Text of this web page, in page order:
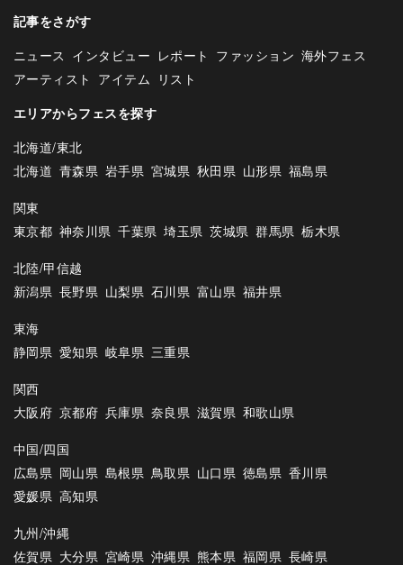
記事をさがす
ニュース インタビュー レポート ファッション 海外フェス
アーティスト アイテム
リスト
エリアからフェスを探す
北海道/東北
北海道 青森県 岩手県 宮城県 秋田県 山形県 福島県
関東
東京都 神奈川県 千葉県 埼玉県 茨城県 群馬県 栃木県
北陸/甲信越
新潟県 長野県 山梨県 石川県 富山県 福井県
東海
静岡県 愛知県 岐阜県 三重県
関西
大阪府 京都府 兵庫県 奈良県 滋賀県 和歌山県
中国/四国
広島県 岡山県 島根県 鳥取県 山口県 徳島県 香川県
愛媛県 高知県
九州/沖縄
佐賀県 大分県 宮崎県 沖縄県 熊本県 福岡県 長崎県